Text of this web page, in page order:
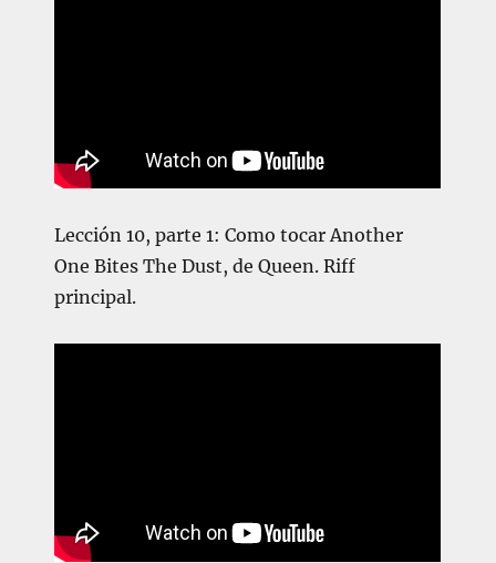
Lección 10, parte 1: Como tocar Another
One Bites The Dust, de Queen. Riff
principal.